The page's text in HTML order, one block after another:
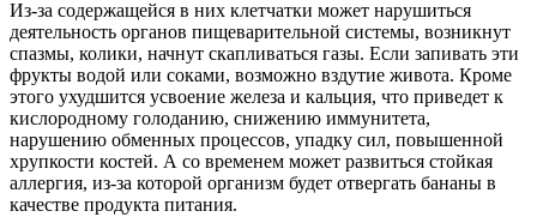
Из-за содержащейся в них клетчатки может нарушиться
деятельность органов пищеварительной системы, возникнут
спазмы, колики, начнут скапливаться газы. Если запивать эти
фрукты водой или соками, возможно вздутие живота. Кроме
этого ухудшится усвоение железа и кальция, что приведет к
кислородному голоданию, снижению иммунитета,
нарушению обменных процессов, упадку сил, повышенной
хрупкости костей. А со временем может развиться стойкая
аллергия, из-за которой организм будет отвергать бананы в
качестве продукта питания.